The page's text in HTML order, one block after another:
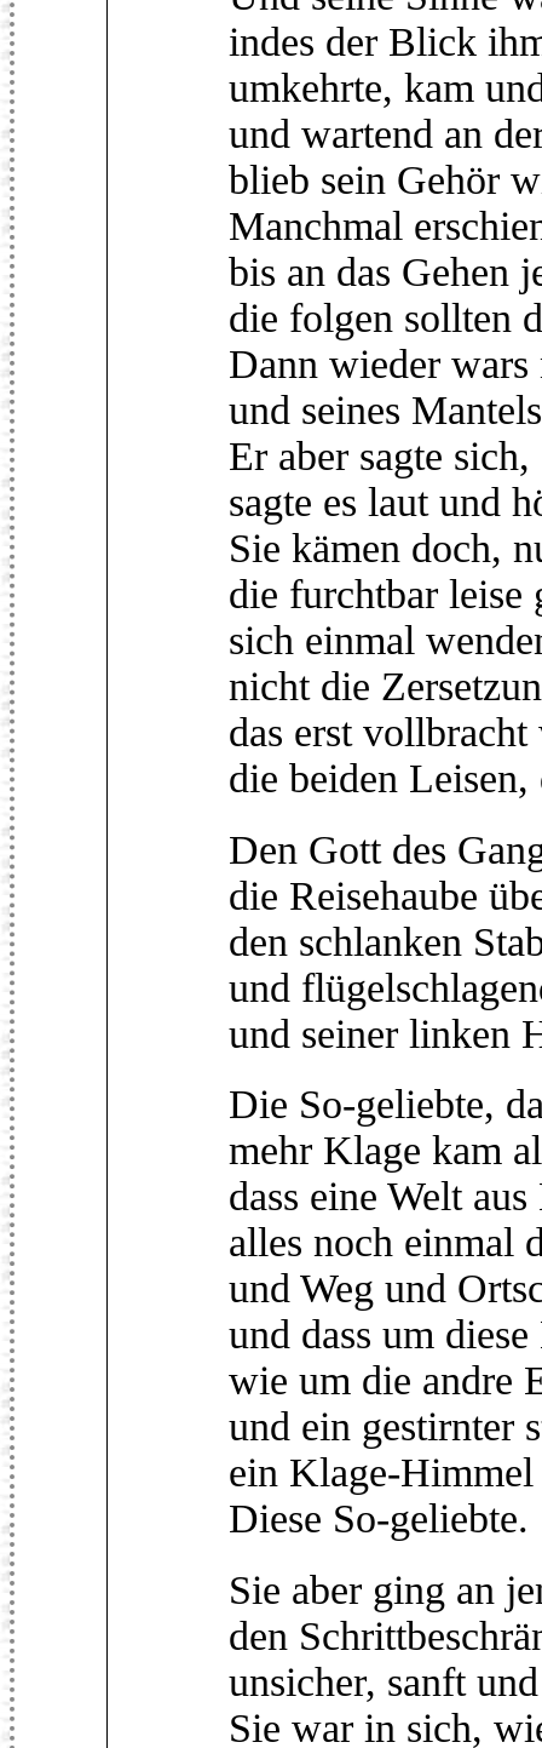
indes der Blick
umkehrte, kam
und wartend an
blieb sein Gehör
Manchmal
bis an das Gehen
die folgen sollten
Dann wieder wars
und seines
Er aber sagte
sagte es laut und
Sie kämen doch,
die furchtbar leise
sich einmal
nicht die
das erst vollbracht
die beiden
Den Gott des
die Reisehaube
den schlanken
und
und seiner linken
Die So-geliebte,
mehr Klage kam
dass eine Welt
alles noch einmal
und Weg und
und dass um
wie um die andre
und ein gestirnter
ein Klage-
Diese So-geliebte.
Sie aber ging an
den
unsicher, sanft
Sie war in sich,